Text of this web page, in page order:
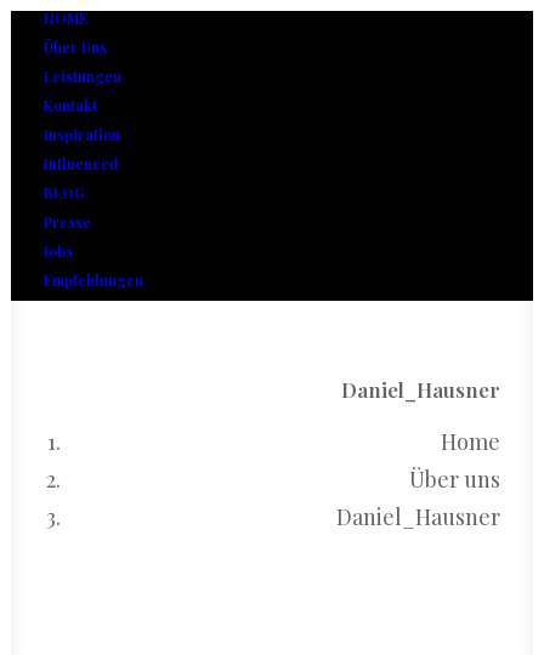
HOME
Über Uns
Leistungen
Kontakt
Inspiration
Influenced
BLOG
Presse
Jobs
Empfehlungen
Daniel_Hausner
Home
Über uns
Daniel_Hausner